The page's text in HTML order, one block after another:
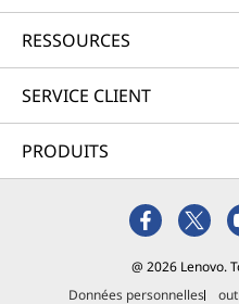
RESSOURCES
SERVICE CLIENT
PRODUITS
@ 2026 Lenovo.
Données personnelles